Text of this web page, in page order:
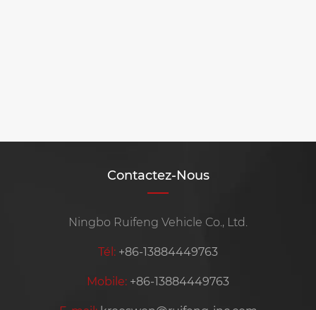
Contactez-Nous
Ningbo Ruifeng Vehicle Co., Ltd.
Tél: +86-13884449763
Mobile: +86-13884449763